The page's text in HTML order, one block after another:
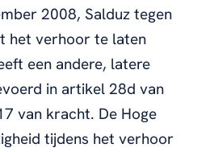
2008, Salduz tegen
het verhoor te laten
een andere, latere
in artikel 28d van
van kracht. De Hoge
tijdens het verhoor